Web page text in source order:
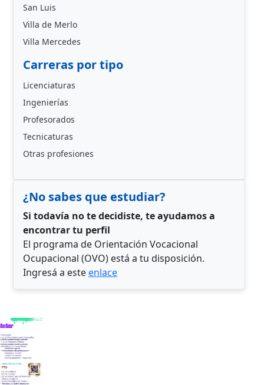
San Luis
Villa de Merlo
Villa Mercedes
Carreras por tipo
Licenciaturas
Ingenierías
Profesorados
Tecnicaturas
Otras profesiones
¿No sabes que estudiar?
Si todavía no te decidiste, te ayudamos a
encontrar tu perfil
El programa de Orientación Vocacional
Ocupacional (OVO) está a tu disposición.
Ingresá a esteenlace
Anterior